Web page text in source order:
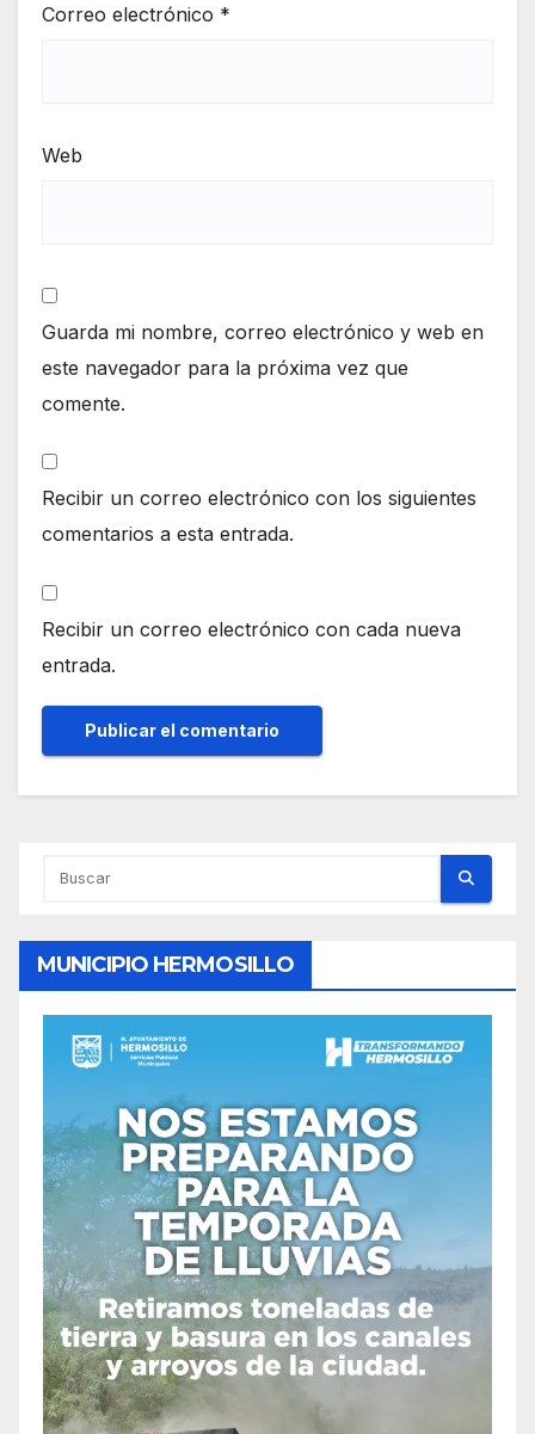
Correo electrónico *
Web
Guarda mi nombre, correo electrónico y web en
este navegador para la próxima vez que
comente.
Recibir un correo electrónico con los siguientes
comentarios a esta entrada.
Recibir un correo electrónico con cada nueva
entrada.
MUNICIPIO HERMOSILLO